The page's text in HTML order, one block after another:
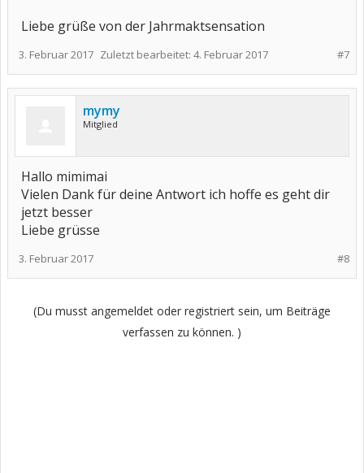
Liebe grüße von der Jahrmaktsensation
#7
3. Februar 2017 Zuletzt bearbeitet: 4. Februar 2017
mymy
Mitglied
Hallo mimimai
Vielen Dank für deine Antwort ich hoffe es geht dir
jetzt besser
Liebe grüsse
#8
3. Februar 2017
(Du musst angemeldet oder registriert sein, um Beiträge
verfassen zu können. )